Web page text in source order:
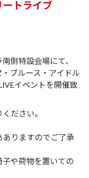
ートライブ
側特設会場にて、
ブルース・アイドル
イベントを開催致
ださい。
ありますのでご了承
や荷物を置いての